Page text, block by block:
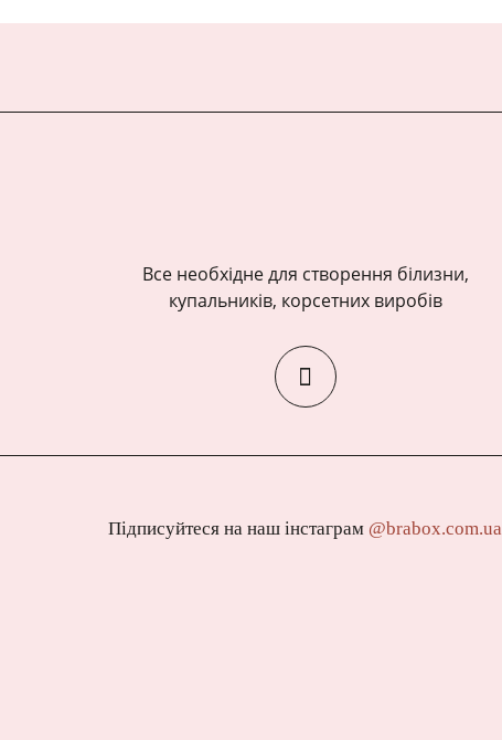
Все необхідне для створення білизни,
купальників, корсетних виробів
Підписуйтеся на наш інстаграм @brabox.com.ua